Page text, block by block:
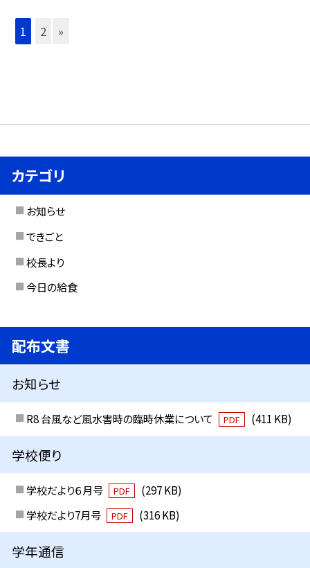
1 2 »
カテゴリ
お知らせ
できごと
校長より
今日の給食
配布文書
お知らせ
R8 台風など風水害時の臨時休業について PDF (411 KB)
学校便り
学校だより６月号 PDF
(297 KB)
学校だより7月号
PDF (316 KB)
学年通信